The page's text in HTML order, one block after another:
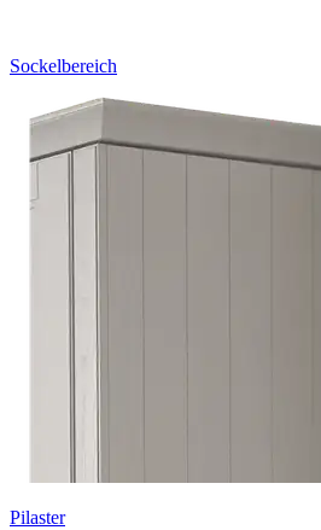
Sockelbereich
Pilaster